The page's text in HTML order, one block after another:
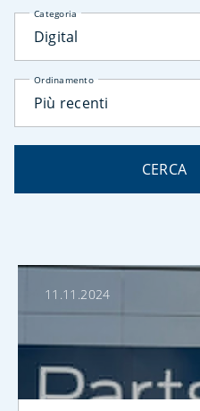
Categoria
Digital
Ordinamento
Più recenti
CERCA
11.11.2024